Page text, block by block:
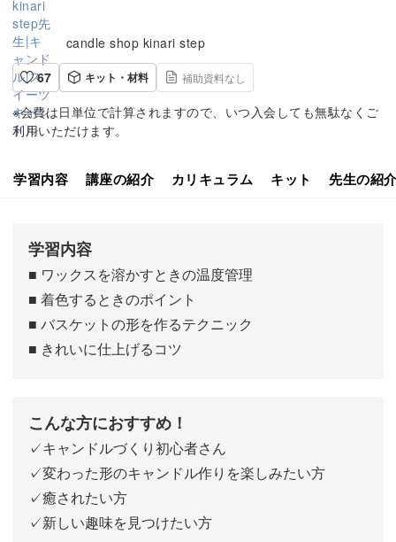
candle shop kinari step
67
キット・材料 補助資料なし
※会費は日単位で計算されますので、いつ入会しても無駄なくご
利用いただけます。
学習内容 講座の紹介 カリキュラム キット 先生の紹
学習内容
■ ワックスを溶かすときの温度管理
■ 着色するときのポイント
■ バスケットの形を作るテクニック
■ きれいに仕上げるコツ
こんな方におすすめ！
✓キャンドルづくり初心者さん
✓変わった形のキャンドル作りを楽しみたい方
✓癒されたい方
✓新しい趣味を見つけたい方